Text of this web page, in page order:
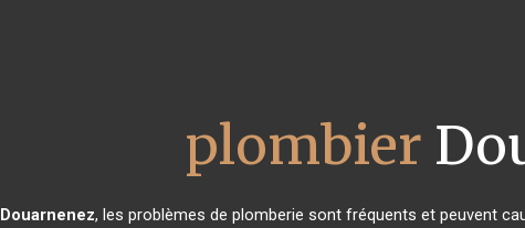
plombier
Douarnenez, les problèmes de plomberie sont fréquents et peuvent